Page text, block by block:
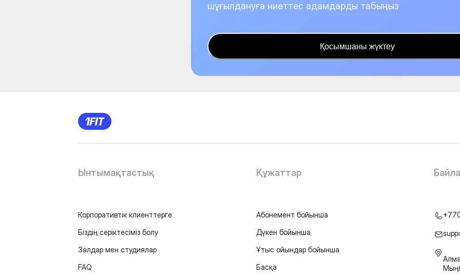
шұғылдануға ниеттес адамдарды табыңыз
Қосымшаны жүктеу
Ынтымақтастық
Корпоративтік клиенттерге
Біздің серіктесіміз болу
Залдар мен студиялар
FAQ
Құжаттар
Абонемент бойынша
Дүкен бойынша
Ұтыс ойындар бойынша
Басқа